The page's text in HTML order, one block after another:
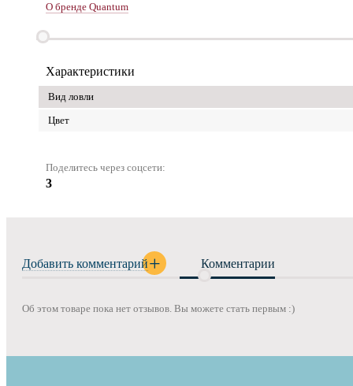
О бренде Quantum
Характеристики
Вид ловли
Цвет
Поделитесь через соцсети:
3
Добавить комментарий Комментарии
Об этом товаре пока нет отзывов. Вы можете стать первым :)